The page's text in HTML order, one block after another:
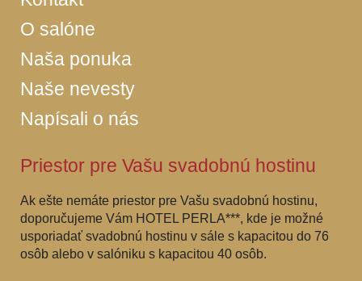
O salóne
Naša ponuka
Naše nevesty
Napísali o nás
Priestor pre Vašu svadobnú hostinu
Ak ešte nemáte priestor pre Vašu svadobnú hostinu,
doporučujeme Vám HOTEL PERLA***, kde je možné
usporiadať svadobnú hostinu v sále s kapacitou do 76
osôb alebo v salóniku s kapacitou 40 osôb.